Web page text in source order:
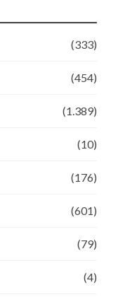
(333)
(454)
(1.389)
(10)
(176)
(601)
(79)
(4)